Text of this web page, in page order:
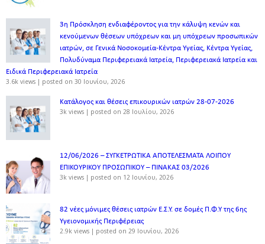
3η Πρόσκληση ενδιαφέροντος για την κάλυψη κενών και
κενούμενων θέσεων υπόχρεων και μη υπόχρεων προσωπικών
ιατρών, σε Γενικά Νοσοκομεία-Κέντρα Υγείας, Κέντρα Υγείας,
Πολυδύναμα Περιφερειακά Ιατρεία, Περιφερειακά Ιατρεία και
Ειδικά Περιφερειακά Ιατρεία
3.6k views | posted on 30 Ιουνίου, 2026
Κατάλογος και θέσεις επικουρικών ιατρών 28-07-2026
3k views | posted on 28 Ιουλίου, 2026
12/06/2026 – ΣΥΓΚΕΤΡΩΤΙΚΑ ΑΠΟΤΕΛΕΣΜΑΤΑ ΛΟΙΠΟΥ
ΕΠΙΚΟΥΡΙΚΟΥ ΠΡΟΣΩΠΙΚΟΥ – ΠΙΝΑΚΑΣ 03/2026
3k views | posted on 12 Ιουνίου, 2026
82 νέες μόνιμες θέσεις ιατρών Ε.Σ.Υ. σε δομές Π.Φ.Υ της 6ης
Υγειονομικής Περιφέρειας
2.9k views | posted on 29 Ιουνίου, 2026